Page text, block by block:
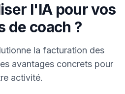
l'IA pour vos
de coach ?
la facturation des
avantages concrets pour
activité.